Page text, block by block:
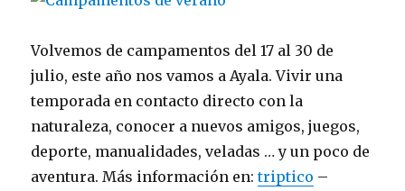
Volvemos de campamentos del 17 al 30 de
julio, este año nos vamos a Ayala. Vivir una
temporada en contacto directo con la
naturaleza, conocer a nuevos amigos, juegos,
deporte, manualidades, veladas … y un poco de
aventura. Más información en:triptico –